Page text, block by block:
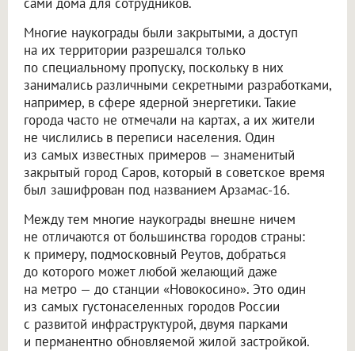
Многие наукограды были закрытыми, а доступ
на их территории разрешался только
по специальному пропуску, поскольку в них
занимались различными секретными разработками,
например, в сфере ядерной энергетики. Такие
города часто не отмечали на картах, а их жители
не числились в переписи населения. Один
из самых известных примеров — знаменитый
закрытый город Саров, который в советское время
был зашифрован под названием Арзамас-16.
Между тем многие наукограды внешне ничем
не отличаются от большинства городов страны:
к примеру, подмосковный Реутов, добраться
до которого может любой желающий даже
на метро — до станции «Новокосино». Это один
из самых густонаселенных городов России
с развитой инфраструктурой, двумя парками
и перманентно обновляемой жилой застройкой.